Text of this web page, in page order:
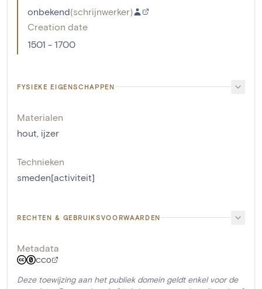
onbekend(schrijnwerker)
Creation date
1501 - 1700
FYSIEKE EIGENSCHAPPEN
Materialen
hout ijzer
Technieken
smeden[activiteit]
RECHTEN & GEBRUIKSVOORWAARDEN
Metadata
CC0
Deze toewijzing aan het publiek domein geldt enkel voor de